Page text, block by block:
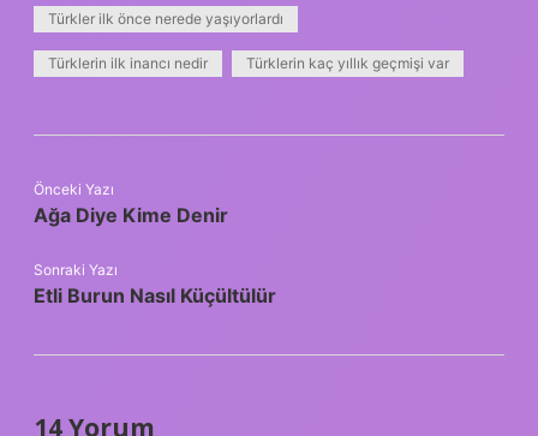
Türkler ilk önce nerede yaşıyorlardı
Türklerin ilk inancı nedir Türklerin kaç yıllık geçmişi var
Önceki Yazı
Ağa Diye Kime Denir
Sonraki Yazı
Etli Burun Nasıl Küçültülür
14 Yorum